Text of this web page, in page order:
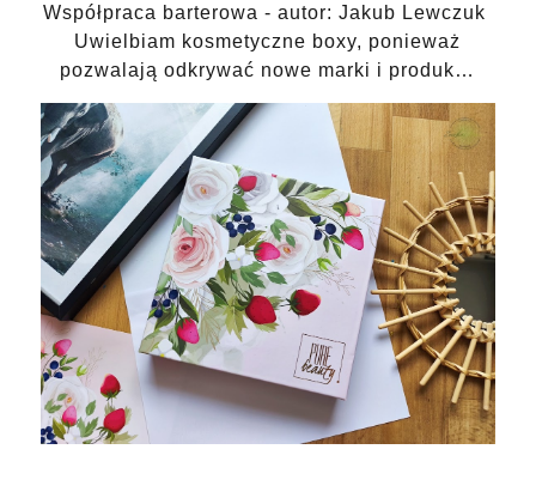
Współpraca barterowa - autor: Jakub Lewczuk
Uwielbiam kosmetyczne boxy, ponieważ
pozwalają odkrywać nowe marki i produk…